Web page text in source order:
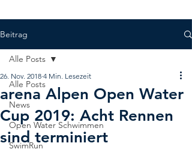
Beitrag
Alle Posts
News
Open Water Schwimmen
SwimRun
Alle Posts
arena Alpen Open Water
Cup 2019: Acht Rennen
sind terminiert
26. Nov. 2018 4 Min. Lesezeit